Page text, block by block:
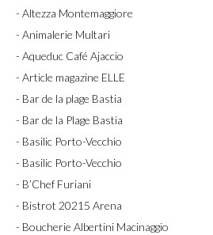
- Altezza Montemaggiore
- Animalerie Multari
- Aqueduc Café Ajaccio
- Article magazine ELLE
- Bar de la plage Bastia
- Bar de la Plage Bastia
- Basilic Porto-Vecchio
- Basilic Porto-Vecchio
- B’Chef Furiani
- Bistrot 20215 Arena
- Boucherie Albertini Macinaggio